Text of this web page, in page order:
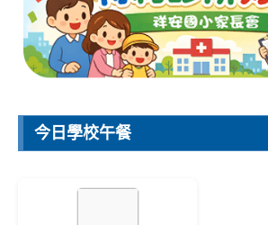
今日學校午餐